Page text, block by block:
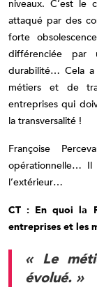
niveaux. C’est
attaqué par des
forte
différenciée par
durabilité… Cela a
métiers et de
entreprises qui
la transversalité !
Françoise
opérationnelle… Il
l’extérieur…
CT : En quoi la
entreprises et les
« Le
évolué. »